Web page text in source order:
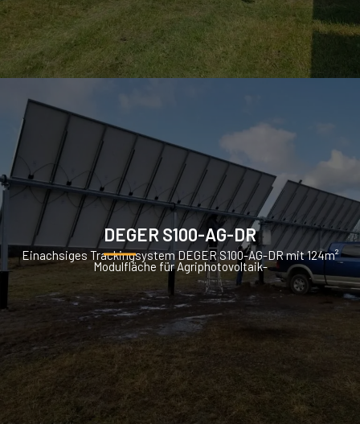
DEGER S100-AG-DR
Einachsiges Trackingsystem DEGER S100-AG-DR mit 124m²
Modulfläche für Agriphotovoltaik-